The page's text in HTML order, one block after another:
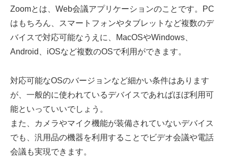
Zoomとは、Web会議アプリケーションのことです。PC
はもちろん、スマートフォンやタブレットなど複数のデ
バイスで対応可能なうえに、MacOSやWindows、
Android、iOSなど複数のOSで利用ができます。
対応可能なOSのバージョンなど細かい条件はあります
が、一般的に使われているデバイスであればほぼ利用可
能といっていいでしょう。
また、カメラやマイク機能が装備されていないデバイス
でも、汎用品の機器を利用することでビデオ会議や電話
会議も実現できます。